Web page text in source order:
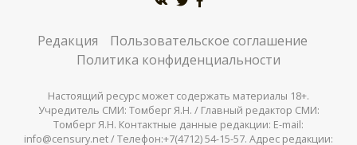
Редакция
Пользовательское соглашение
Политика конфиденциальности
Настоящий ресурс может содержать материалы 18+.
Учредитель СМИ: Томберг Я.Н. / Главный редактор СМИ:
Томберг Я.Н. Контактные данные редакции: E-mail:
info@censury.net / Телефон:+7(4712) 54-15-57. Адрес редакции: